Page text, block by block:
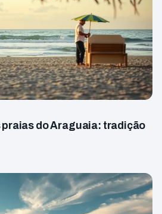
do Araguaia: tradição